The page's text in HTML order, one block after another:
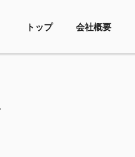
トップ 会社概要